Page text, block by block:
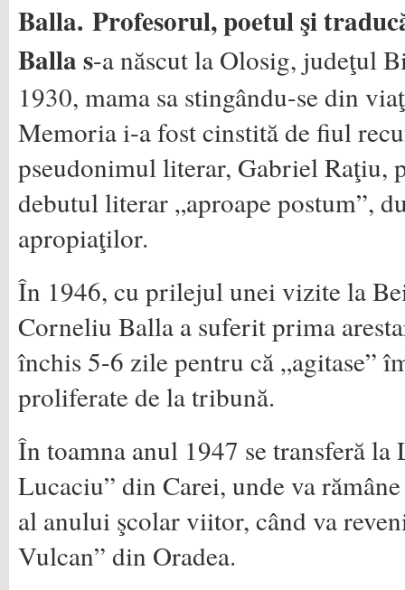
Balla. Profesorul, poetul şi
Balla s-a născut la Olosig, judeţul
1930, mama sa stingându-se din
Memoria i-a fost cinstită de fiul
pseudonimul literar, Gabriel Raţiu,
debutul literar „aproape postum”,
apropiaţilor.
În 1946, cu prilejul unei vizite la
Corneliu Balla a suferit prima
închis 5-6 zile pentru că „agitase”
proliferate de la tribună.
În toamna anul 1947 se transferă la
Lucaciu” din Carei, unde va
al anului şcolar viitor, când va
Vulcan” din Oradea.